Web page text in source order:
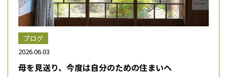
ブログ
2026.06.03
母を見送り、今度は自分のための住まいへ